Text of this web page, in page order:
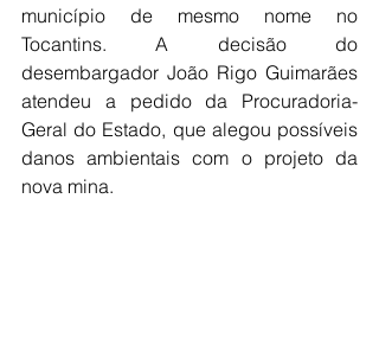
município de mesmo nome no
Tocantins. A decisão do
desembargador João Rigo Guimarães
atendeu a pedido da Procuradoria-
Geral do Estado, que alegou possíveis
danos ambientais com o projeto da
nova mina.